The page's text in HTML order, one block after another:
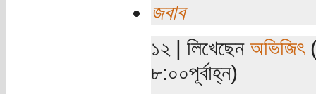
জবাব
১২ | লিখেছেন অভিজিৎ
৮:০০পূর্বাহ্ন)